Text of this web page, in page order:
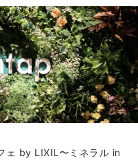
ェ by LIXIL〜ミネラル in